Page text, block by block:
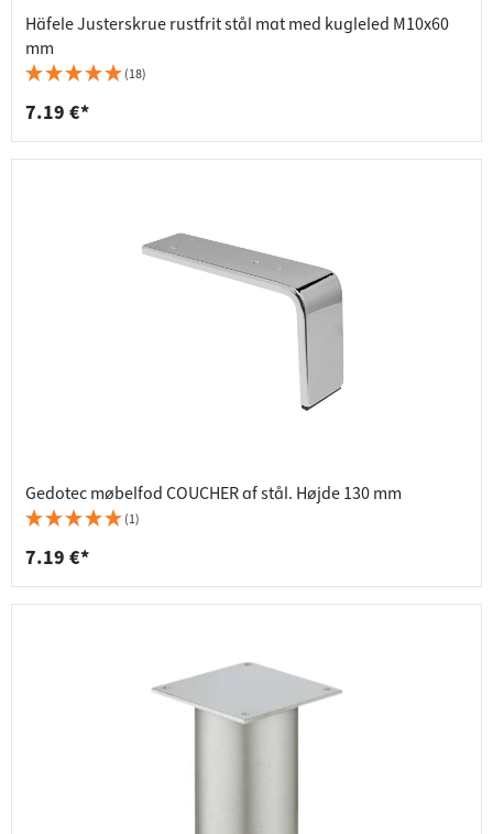
Häfele Justerskrue rustfrit stål mat med kugleled M10x60
mm
(18)
7.19 €*
Gedotec møbelfod COUCHER af stål. Højde 130 mm
(1)
7.19 €*